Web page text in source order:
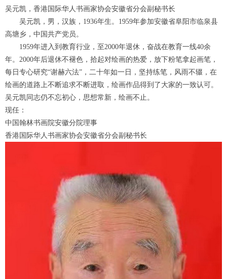
1
吴元凯， 香港国际华人书画家协会安徽省分会副秘书长
吴元凯，男，汉族，1936年生。1959年参加安徽省阜阳市临泉县
高塘乡，中国共产党员。
1959年进入到教育行业，至2000年退休，奋战在教育一线40余
年。2000年后退休不褪色，拾起对绘画的热爱，放下粉笔拿起画笔，
每日专心研究“谢赫六法”，二十年如一日，坚持练笔，风雨不辍，在
绘画的道路上不断追求不断进取，绘画作品得到了大家的一致认可。
吴元凯同志仍不忘初心，思想常新，绘画不止。
现任：
中国翰林书画院安徽分院理事
香港国际华人书画家协会安徽省分会副秘书长